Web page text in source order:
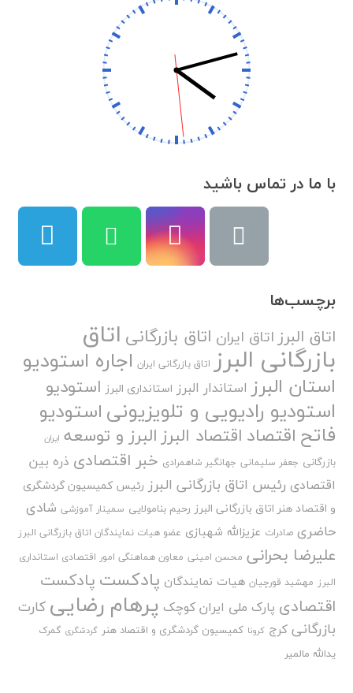
با ما در تماس باشید
برچسب‌ها
اتاق البرزاتاق ایران اتاق بازرگانی اتاق
بازرگانی البرز اتاق بازرگانی ایران اجاره استودیو
استان البرز استاندار البرز استانداری البرز استودیو
استودیو رادیویی و تلویزیونیاستودیو
فاتح اقتصاد اقتصاد البرزالبرز و توسعه ایران
بازرگانی جعفر سلیمانی جهانگیر شاهمرادی خبر اقتصادی ذره بین
اقتصادی رئیس اتاق بازرگانی البرز رئیس کمیسیون گردشگری
و اقتصاد هنر اتاق بازرگانی البرز رحیم بنامولایی سمینار آموزشی شادی
حاضری صادرات عزیزالله شهبازی عضو هیات نمایندگان اتاق بازرگانی البرز
علیرضا بحرانی محسن امینی معاون هماهنگی امور اقتصادی استانداری
البرز مهشید قورچیان هیات نمایندگان پادکست پادکست
اقتصادی پارک ملی ایران کوچک پرهام رضایی کارت
بازرگانی کرج کرونا کمیسیون گردشگری و اقتصاد هنر گردشگری گمرک
یدالله مالمیر